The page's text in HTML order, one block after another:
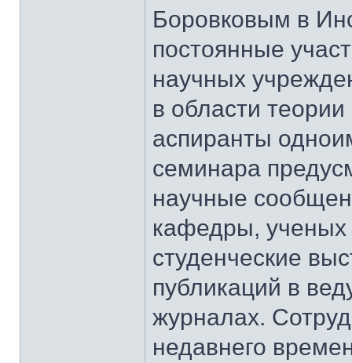
Боровковым в
постоянные
научных
в области
аспиранты
семинара
научные
кафедры, ученых
студенческие
публикаций в
журналах.
недавнего